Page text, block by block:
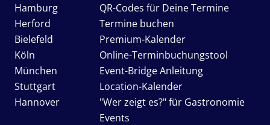
Hamburg
Herford
Bielefeld
Köln
München
Stuttgart
Hannover
QR-Codes für Deine Termine
Termine buchen
Premium-Kalender
Online-Terminbuchungstool
Event-Bridge Anleitung
Location-Kalender
"Wer zeigt es?" für Gastronomie
Events